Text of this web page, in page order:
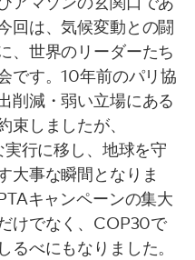
回は、気候変動との闘
、世界のリーダーたち
です。10年前のパリ協
削減・弱い立場にある
束しましたが、
行に移し、地球を守
大事な瞬間となりま
キャンペーンの集大
けでなく、COP30で
るべにもなりました。